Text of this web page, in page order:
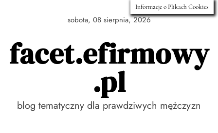
sobota, 08 sierpnia, 2026
facet.efirmowy
.pl
blog tematyczny dla prawdziwych mężczyzn
Informacje o Plikach Cookies